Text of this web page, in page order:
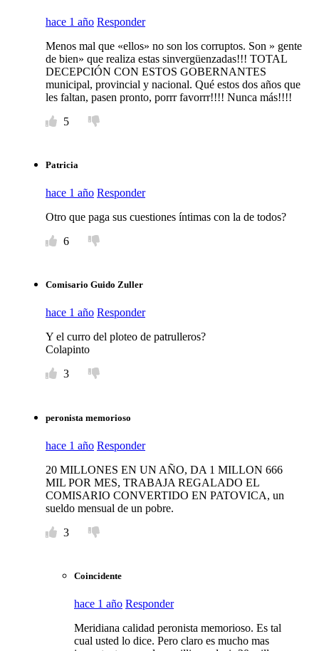
hace 1 año Responder
Menos mal que «ellos» no son los corruptos. Son » gente
de bien» que realiza estas sinvergüenzadas!!! TOTAL
DECEPCIÓN CON ESTOS GOBERNANTES
municipal, provincial y nacional. Qué estos dos años que
les faltan, pasen pronto, porrr favorrr!!!! Nunca más!!!!
5
Patricia
hace 1 año Responder
Otro que paga sus cuestiones íntimas con la de todos?
6
Comisario Guido Zuller
hace 1 año Responder
Y el curro del ploteo de patrulleros?
Colapinto
3
peronista memorioso
hace 1 año Responder
20 MILLONES EN UN AÑO, DA 1 MILLON 666
MIL POR MES, TRABAJA REGALADO EL
COMISARIO CONVERTIDO EN PATOVICA, un
sueldo mensual de un pobre.
3
Coincidente
hace 1 año Responder
Meridiana calidad peronista memorioso. Es tal
cual usted lo dice. Pero claro es mucho mas